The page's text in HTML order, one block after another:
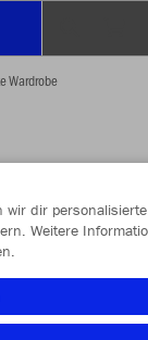
Wardrobe
wir dir personalisierte
Weitere